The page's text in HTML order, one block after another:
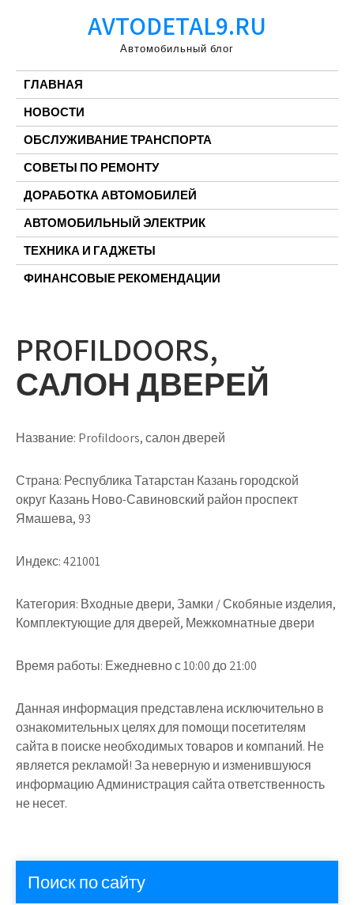
AVTODETAL9.RU
Автомобильный блог
ГЛАВНАЯ
НОВОСТИ
ОБСЛУЖИВАНИЕ ТРАНСПОРТА
СОВЕТЫ ПО РЕМОНТУ
ДОРАБОТКА АВТОМОБИЛЕЙ
АВТОМОБИЛЬНЫЙ ЭЛЕКТРИК
ТЕХНИКА И ГАДЖЕТЫ
ФИНАНСОВЫЕ РЕКОМЕНДАЦИИ
PROFILDOORS,
САЛОН ДВЕРЕЙ
Название: Profildoors, салон дверей
Страна: Республика Татарстан Казань городской
округ Казань Ново-Савиновский район проспект
Ямашева, 93
Индекс:421001
Категория: Входные двери, Замки / Скобяные изделия,
Комплектующие для дверей, Межкомнатные двери
Время работы: Ежедневно с 10:00 до 21:00
Данная информация представлена исключительно в
ознакомительных целях для помощи посетителям
сайта в поиске необходимых товаров и компаний. Не
является рекламой! За неверную и изменившуюся
информацию Администрация сайта ответственность
не несет.
Поиск по сайту